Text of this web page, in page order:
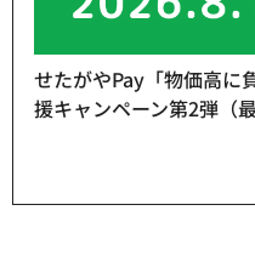
せたがやPay「物価高に
援キャンペーン第2弾（